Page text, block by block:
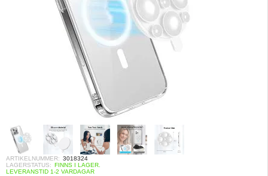
ARTIKELNUMMER: 3018324
LAGERSTATUS: FINNS I LAGER.
LEVERANSTID 1-2 VARDAGAR